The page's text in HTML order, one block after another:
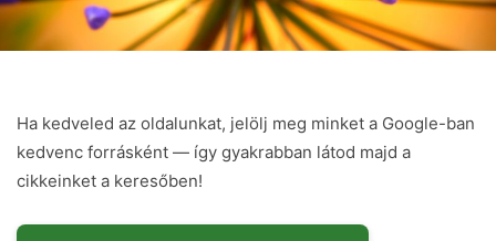
Ha kedveled az oldalunkat, jelölj meg minket a Google-ban
kedvenc forrásként — így gyakrabban látod majd a
cikkeinket a keresőben!